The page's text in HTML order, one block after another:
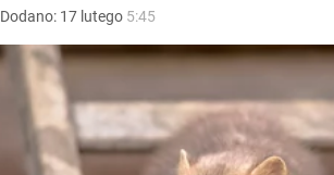
Dodano: 17 lutego 5:45